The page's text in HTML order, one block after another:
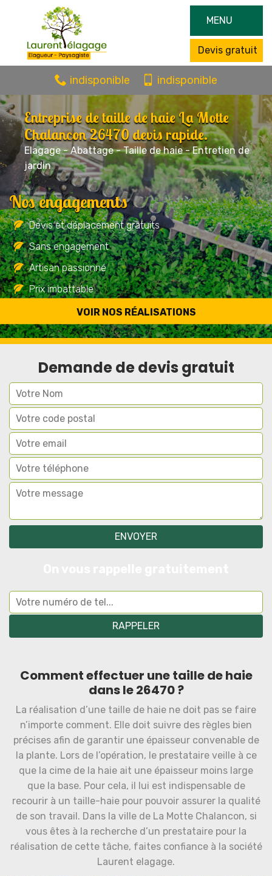
MENU
Devis gratuit
indisponible indisponible
Entreprise de taille de haie La Motte
Chalancon 26470 devis rapide.
Elagage - Abattage - Taille de haie - Entretien de
jardin
VOIR NOS RÉALISATIONS
Nos engagements
Devis et déplacement gratuits
Sans engagement
Artisan passionné
Prix imbattable
Travail de qualité
Demande de devis gratuit
Comment effectuer une taille de haie
dans le 26470 ?
La réalisation d’une taille de haie ne doit pas se faire
n’importe comment. Elle doit suivre des règles bien
précises afin de garantir une épaisseur convenable de
la plante. Lors de l’opération, le prestataire veille à ce
que la cime de la haie ait une épaisseur moins large
que la base. Pour cela, il lui est indispensable de
recourir à un taille-haie pour pouvoir assurer la qualité
de son travail. Dans la ville de La Motte Chalancon, si
vous êtes à la recherche d’un prestataire pour la
réalisation de cette tâche, faites confiance à la société
Laurent elagage.